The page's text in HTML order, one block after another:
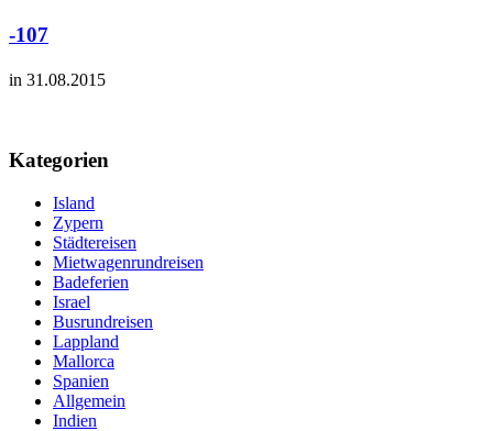
-107
in 31.08.2015
Kategorien
Island
Zypern
Städtereisen
Mietwagenrundreisen
Badeferien
Israel
Busrundreisen
Lappland
Mallorca
Spanien
Allgemein
Indien